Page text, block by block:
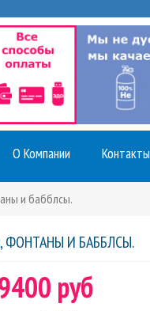
О Компании Контакты
и бабблсы.
ФОНТАНЫ И БАББЛСЫ.
руб